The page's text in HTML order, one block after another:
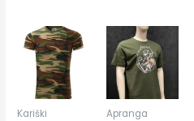
Kariški Apranga